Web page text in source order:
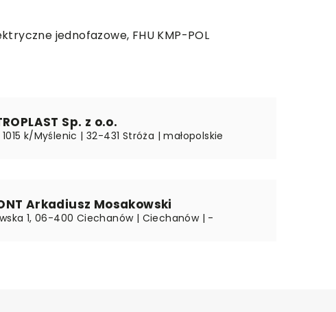
jednofazowe, FHU KMP-POL
Sp. z o.o.
k/Myślenic | 32-431 Stróża | małopolskie
Arkadiusz Mosakowski
1, 06-400 Ciechanów | Ciechanów | -